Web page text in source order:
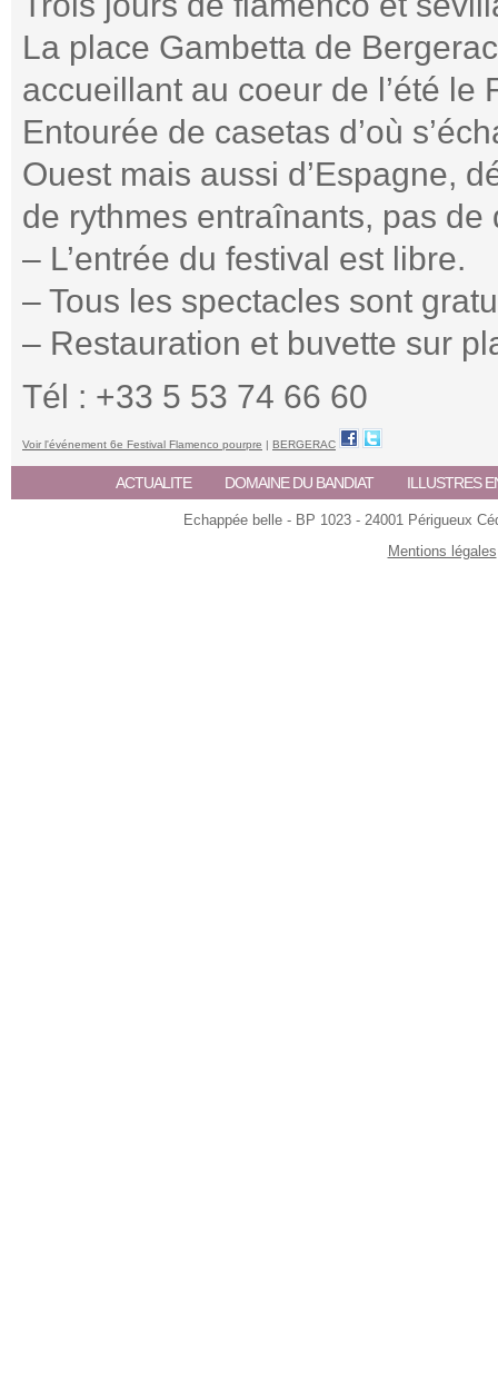
La place Gambetta de
accueillant au coeur de l’été le
Entourée de casetas d’où
Ouest mais aussi d’Espagne,
de rythmes entraînants, pas de
– L’entrée du festival est libre.
– Tous les spectacles sont
– Restauration et buvette sur
Tél : +33 5 53 74 66 60
Voir l'événement 6e Festival Flamenco pourpre | BERGERAC
ACTUALITE DOMAINE DU BANDIAT ILLUSTRES
Echappée belle - BP 1023 - 24001 Périgueux
Mentions légales